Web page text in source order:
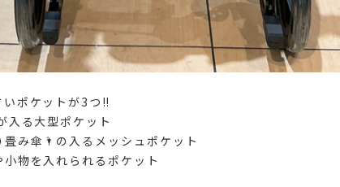
ポケットが3つ‼️
入る大型ポケット
み傘🌂の入るメッシュポケット
物を入れられるポケット